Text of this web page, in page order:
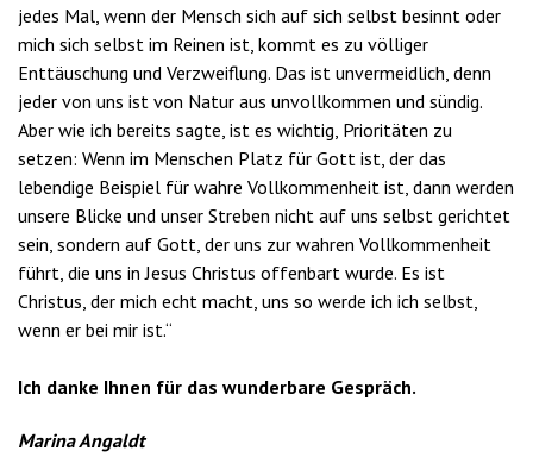
jedes Mal, wenn der Mensch sich auf sich selbst besinnt oder
mich sich selbst im Reinen ist, kommt es zu völliger
Enttäuschung und Verzweiflung. Das ist unvermeidlich, denn
jeder von uns ist von Natur aus unvollkommen und sündig.
Aber wie ich bereits sagte, ist es wichtig, Prioritäten zu
setzen: Wenn im Menschen Platz für Gott ist, der das
lebendige Beispiel für wahre Vollkommenheit ist, dann werden
unsere Blicke und unser Streben nicht auf uns selbst gerichtet
sein, sondern auf Gott, der uns zur wahren Vollkommenheit
führt, die uns in Jesus Christus offenbart wurde. Es ist
Christus, der mich echt macht, uns so werde ich ich selbst,
wenn er bei mir ist.“
Ich danke Ihnen für das wunderbare Gespräch.
Marina Angaldt